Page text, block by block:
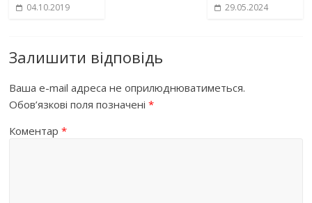
04.10.2019 29.05.2024
Залишити відповідь
Ваша e-mail адреса не оприлюднюватиметься.
Обов’язкові поля позначені*
Коментар*